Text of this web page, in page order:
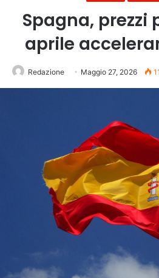
Spagna, prezzi
aprile
Redazione Maggio 27, 2026